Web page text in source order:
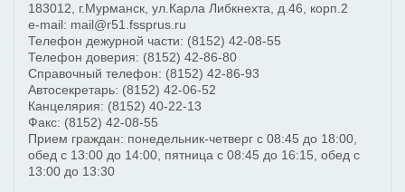
183012
г.Мурманск ул.Карла Либкнехта, д.46, корп.2
e-mail: mail@r51.fssprus.ru
Телефон дежурной части: (8152) 42-08-55
Телефон доверия: (8152) 42-86-80
Справочный телефон: (8152) 42-86-93
Автосекретарь: (8152) 42-06-52
Канцелярия: (8152) 40-22-13
Факс: (8152) 42-08-55
Прием граждан: понедельник-четверг с 08:45 до 18:00,
обед с 13:00 до 14:00, пятница с 08:45 до 16:15, обед с
13:00 до 13:30